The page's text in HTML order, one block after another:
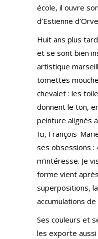
école, il ouvre
d’Estienne
Huit ans plus
et se sont bien
artistique
tomettes
chevalet : les
donnent le ton,
peinture alignés
Ici, François-
ses obsessions :
m’intéresse. Je
forme vient
superpositions,
accumulations de
Ses couleurs et
les exporte aussi